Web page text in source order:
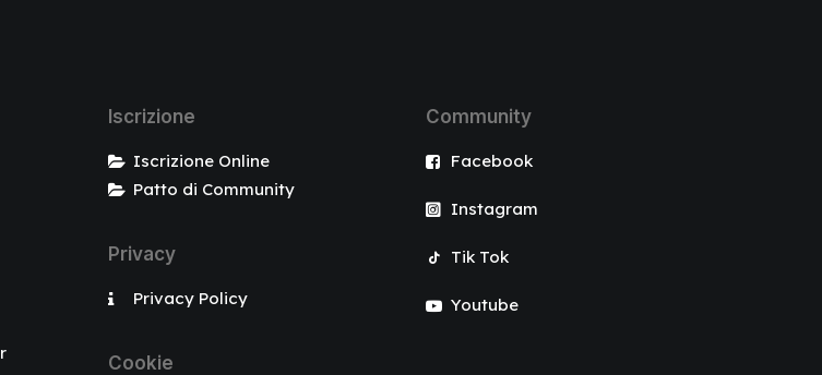
Iscrizione
Iscrizione Online
Patto di Community
Privacy
Privacy Policy
Cookie
Community
Facebook
Instagram
Tik Tok
Youtube